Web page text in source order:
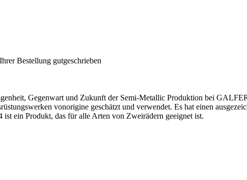
Bestellung gutgeschrieben
Gegenwart und Zukunft der Semi-Metallic Produktion bei
vonorigine geschätzt und verwendet. Es hat einen
ein Produkt, das für alle Arten von Zweirädern geeignet ist.